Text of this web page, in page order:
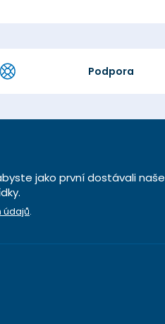
Podpora
jako první dostávali naše
údajů.